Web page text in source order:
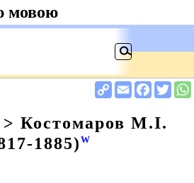
> Костомаров М.І.
1885)W